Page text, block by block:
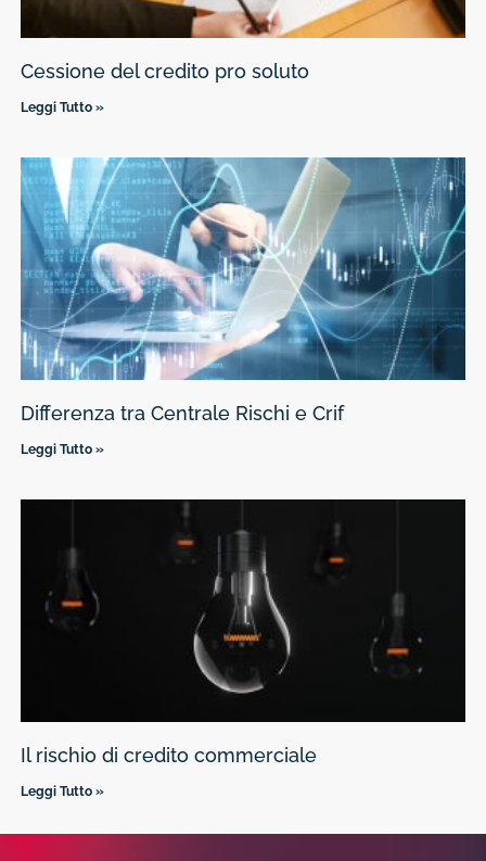
Cessione del credito pro soluto
Leggi Tutto »
Differenza tra Centrale Rischi e Crif
Leggi Tutto »
Il rischio di credito commerciale
Leggi Tutto »